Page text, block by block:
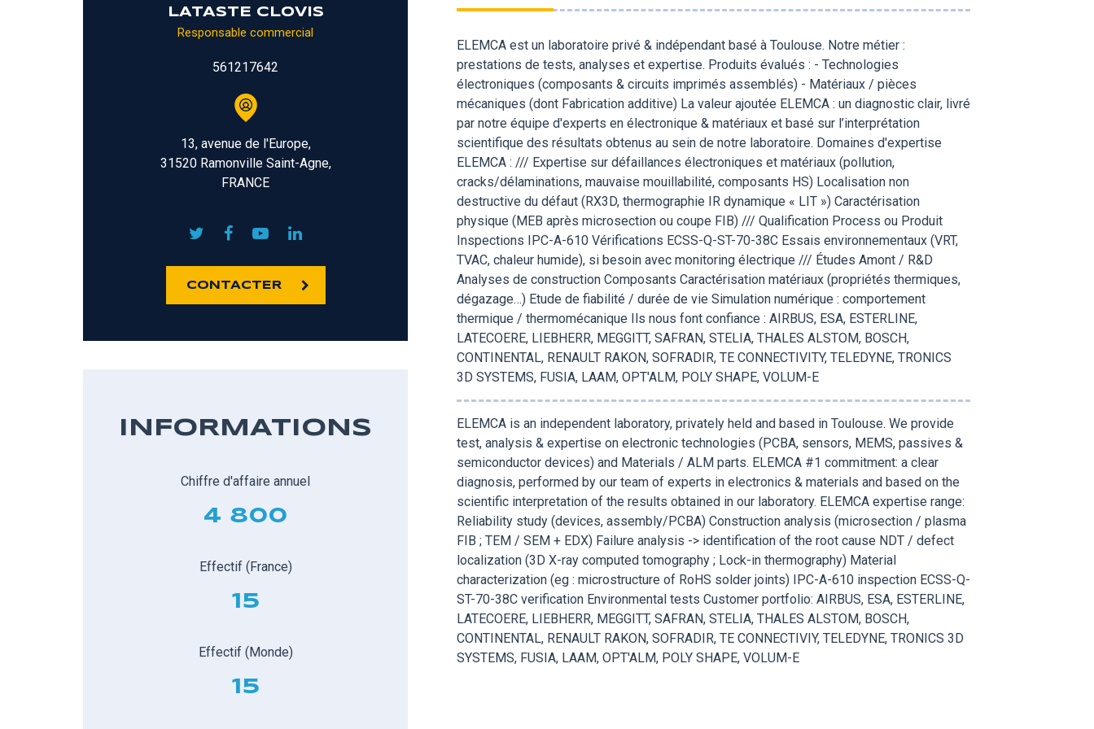
LATASTE CLOVIS
Responsable commercial
561217642
13, avenue de l'Europe,
31520 Ramonville Saint-Agne,
FRANCE
CONTACTER
INFORMATIONS
Chiffre d'affaire annuel
4 800
Effectif (France)
15
Effectif (Monde)
15
ELEMCA est un laboratoire privé & indépendant basé à Toulouse. Notre métier :
prestations de tests, analyses et expertise. Produits évalués : - Technologies
électroniques (composants & circuits imprimés assemblés) - Matériaux / pièces
mécaniques (dont Fabrication additive) La valeur ajoutée ELEMCA : un diagnostic clair, livré
par notre équipe d'experts en électronique & matériaux et basé sur l’interprétation
scientifique des résultats obtenus au sein de notre laboratoire. Domaines d'expertise
ELEMCA : /// Expertise sur défaillances électroniques et matériaux (pollution,
cracks/délaminations, mauvaise mouillabilité, composants HS) Localisation non
destructive du défaut (RX3D, thermographie IR dynamique « LIT ») Caractérisation
physique (MEB après microsection ou coupe FIB) /// Qualification Process ou Produit
Inspections IPC-A-610 Vérifications ECSS-Q-ST-70-38C Essais environnementaux (VRT,
TVAC, chaleur humide), si besoin avec monitoring électrique /// Études Amont / R&D
Analyses de construction Composants Caractérisation matériaux (propriétés thermiques,
dégazage…) Etude de fiabilité / durée de vie Simulation numérique : comportement
thermique / thermomécanique Ils nous font confiance : AIRBUS, ESA, ESTERLINE,
LATECOERE, LIEBHERR, MEGGITT, SAFRAN, STELIA, THALES ALSTOM, BOSCH,
CONTINENTAL, RENAULT RAKON, SOFRADIR, TE CONNECTIVITY, TELEDYNE, TRONICS
3D SYSTEMS, FUSIA, LAAM, OPT'ALM, POLY SHAPE, VOLUM-E
ELEMCA is an independent laboratory, privately held and based in Toulouse. We provide
test, analysis & expertise on electronic technologies (PCBA, sensors, MEMS, passives &
semiconductor devices) and Materials / ALM parts. ELEMCA #1 commitment: a clear
diagnosis, performed by our team of experts in electronics & materials and based on the
scientific interpretation of the results obtained in our laboratory. ELEMCA expertise range:
Reliability study (devices, assembly/PCBA) Construction analysis (microsection / plasma
FIB ; TEM / SEM + EDX) Failure analysis -> identification of the root cause NDT / defect
localization (3D X-ray computed tomography ; Lock-in thermography) Material
characterization (eg : microstructure of RoHS solder joints) IPC-A-610 inspection ECSS-Q-
ST-70-38C verification Environmental tests Customer portfolio: AIRBUS, ESA, ESTERLINE,
LATECOERE, LIEBHERR, MEGGITT, SAFRAN, STELIA, THALES ALSTOM, BOSCH,
CONTINENTAL, RENAULT RAKON, SOFRADIR, TE CONNECTIVIY, TELEDYNE, TRONICS 3D
SYSTEMS, FUSIA, LAAM, OPT'ALM, POLY SHAPE, VOLUM-E